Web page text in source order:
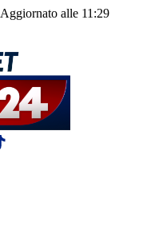
Aggiornato alle 11:29